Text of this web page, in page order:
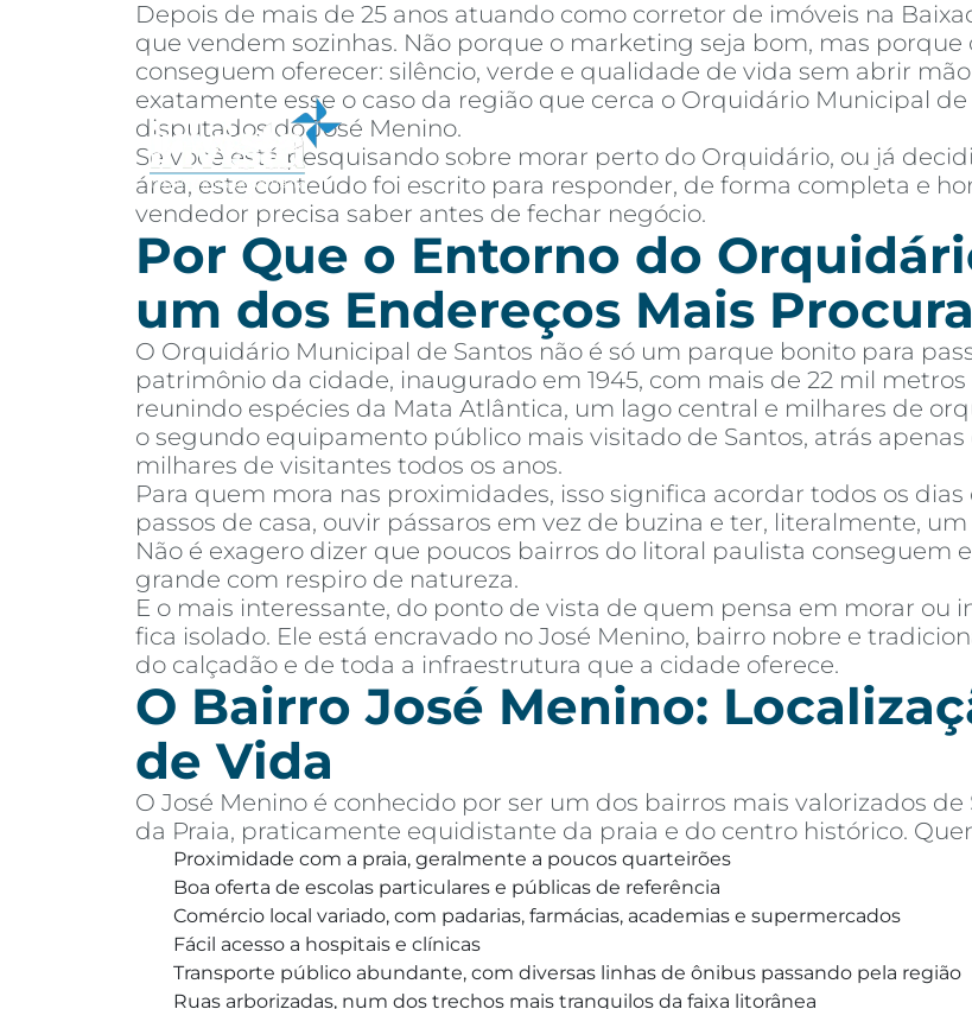
SobreComprarAlugarBlogPor Dentro da InvistaAR Educação
Depois de mais de 25 anos atuando como corretor de imóveis na
que vendem sozinhas. Não porque o marketing seja bom, mas
conseguem oferecer: silêncio, verde e qualidade de vida sem abrir
exatamente esse o caso da região que cerca o Orquidário Municipal
disputados do José Menino.
Se você está pesquisando sobre morar perto do Orquidário, ou já
área, este conteúdo foi escrito para responder, de forma completa e
vendedor precisa saber antes de fechar negócio.
Por Que o Entorno do
um dos Endereços Mais
O Orquidário Municipal de Santos não é só um parque bonito para
patrimônio da cidade, inaugurado em 1945, com mais de 22 mil
reunindo espécies da Mata Atlântica, um lago central e milhares de
o segundo equipamento público mais visitado de Santos, atrás
milhares de visitantes todos os anos.
Para quem mora nas proximidades, isso significa acordar todos os
passos de casa, ouvir pássaros em vez de buzina e ter, literalmente,
Não é exagero dizer que poucos bairros do litoral paulista conseguem
grande com respiro de natureza.
E o mais interessante, do ponto de vista de quem pensa em morar ou
fica isolado. Ele está encravado no José Menino, bairro nobre e
do calçadão e de toda a infraestrutura que a cidade oferece.
O Bairro José Menino:
de Vida
O José Menino é conhecido por ser um dos bairros mais valorizados
da Praia, praticamente equidistante da praia e do centro histórico.
Proximidade com a praia, geralmente a poucos quarteirões
Boa oferta de escolas particulares e públicas de referência
Comércio local variado, com padarias, farmácias, academias e supermercados
Fácil acesso a hospitais e clínicas
Transporte público abundante, com diversas linhas de ônibus passando pela região
Ruas arborizadas, num dos trechos mais tranquilos da faixa litorânea